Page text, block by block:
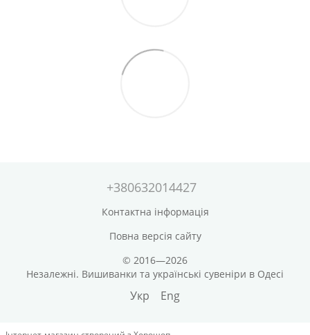
+380632014427
Контактна інформація
Повна версія сайту
© 2016—2026
Незалежні. Вишиванки та українські сувеніри в Одесі
Укр Eng